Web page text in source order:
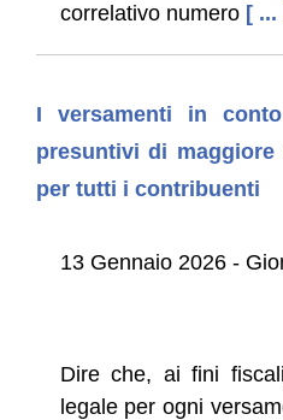
correlativo numero [
I versamenti in
presuntivi di
per tutti i contribuenti
13 Gennaio 2026 -
Dire che, ai fini
legale per ogni